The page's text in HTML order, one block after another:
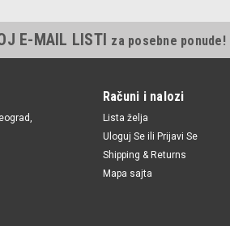
E-MAIL LISTI za posebne ponude!
Računi i nalozi
Lista želja
Uloguj Se ili Prijavi Se
Shipping & Returns
Mapa sajta